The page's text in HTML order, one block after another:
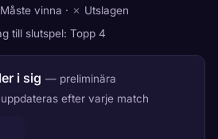
Måste vinna · ✗ Utslagen
till slutspel: Topp 4
i sig — preliminära
efter varje match